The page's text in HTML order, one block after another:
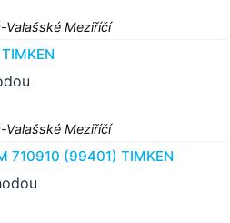
Valašské Meziříčí
Valašské Meziříčí
710910 (99401) TIMKEN